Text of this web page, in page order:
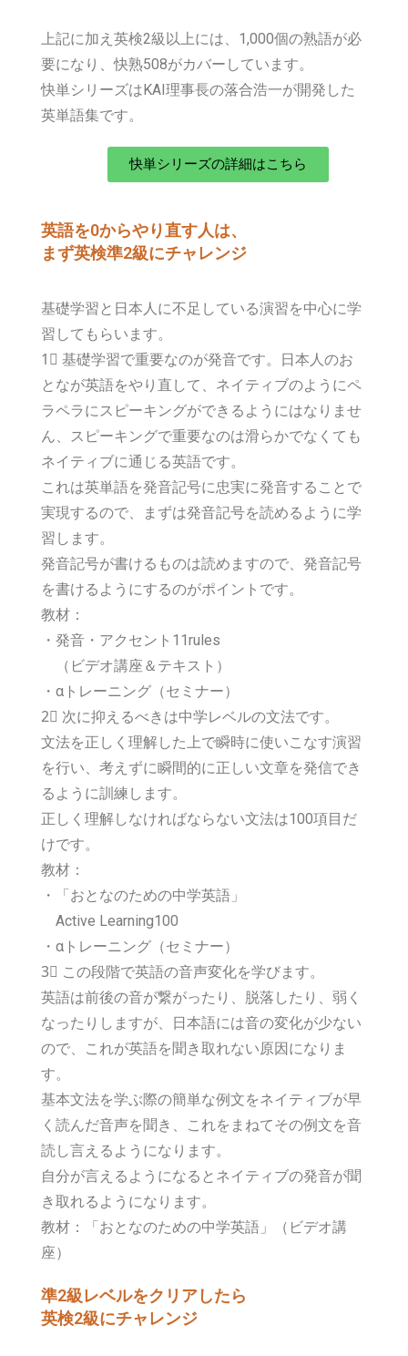
上記に加え英検2級以上には、1,000個の熟語が必
要になり、快熟508がカバーしています。
快単シリーズはKAI理事長の落合浩一が開発した
英単語集です。
快単シリーズの詳細はこちら
英語を0からやり直す人は、
まず英検準2級にチャレンジ
基礎学習と日本人に不足している演習を中心に学
習してもらいます。
1⃣ 基礎学習で重要なのが発音です。日本人のお
となが英語をやり直して、ネイティブのようにペ
ラペラにスピーキングができるようにはなりませ
ん、スピーキングで重要なのは滑らかでなくても
ネイティブに通じる英語です。
これは英単語を発音記号に忠実に発音することで
実現するので、まずは発音記号を読めるように学
習します。
発音記号が書けるものは読めますので、発音記号
を書けるようにするのがポイントです。
教材：
・発音・アクセント11rules
（ ビデオ講座＆テキスト ）
・αトレーニング（セミナー）
2⃣ 次に抑えるべきは中学レベルの文法です。
文法を正しく理解した上で瞬時に使いこなす演習
を行い、考えずに瞬間的に正しい文章を発信でき
るように訓練します。
正しく理解しなければならない文法は100項目だ
けです。
教材：
・「おとなのための中学英語」
Active Learning100
・αトレーニング（セミナー）
3⃣ この段階で英語の音声変化を学びます。
英語は前後の音が繋がったり、脱落したり、弱く
なったりしますが、
日本語には音の変化が少ない
ので、これが英語を聞き取れない原因になりま
す。
基本文法を学ぶ際の簡単な例文をネイティブが早
く読んだ音声を聞き、これをまねてその例文を音
読し言えるようになります。
自分が言えるようになるとネイティブの発音が聞
き取れるようになります。
教材：「おとなのための中学英語」（ビデオ講
座）
準2級レベルをクリアしたら
英検2級にチャレンジ